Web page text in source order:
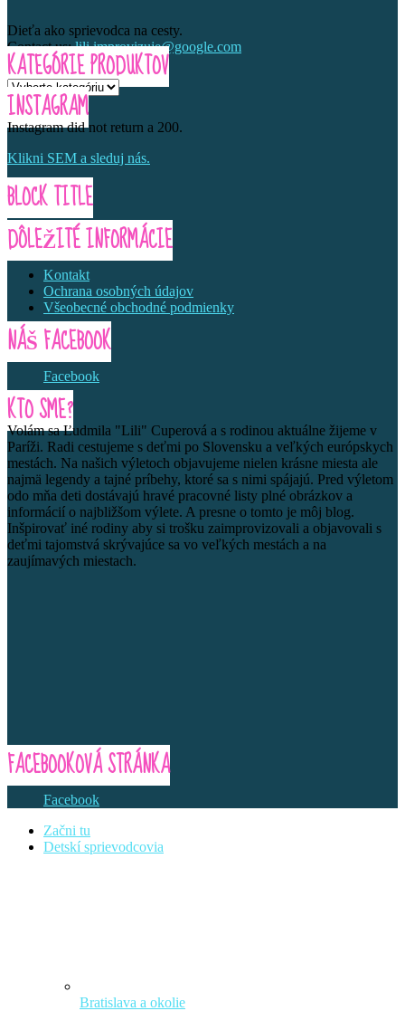
Dieťa ako sprievodca na cesty.
Contact us:lili.improvizuje@google.com
KATEGÓRIE PRODUKTOV
INSTAGRAM
Instagram did not return a 200.
Klikni SEM a sleduj nás.
BLOCK TITLE
DÔLEŽITÉ INFORMÁCIE
Kontakt
Ochrana osobných údajov
Všeobecné obchodné podmienky
NÁŠ FACEBOOK
Facebook
KTO SME?
Volám sa Ľudmila "Lili" Cuperová a s rodinou aktuálne žijeme v
Paríži. Radi cestujeme s deťmi po Slovensku a veľkých európskych
mestách. Na našich výletoch objavujeme nielen krásne miesta ale
najmä legendy a tajné príbehy, ktoré sa s nimi spájajú. Pred výletom
odo mňa deti dostávajú hravé pracovné listy plné obrázkov a
informácií o najbližšom výlete. A presne o tomto je môj blog.
Inšpirovať iné rodiny aby si trošku zaimprovizovali a objavovali s
deťmi tajomstvá skrývajúce sa vo veľkých mestách a na
zaujímavých miestach.
FACEBOOKOVÁ STRÁNKA
Facebook
Začni tu
Detskí sprievodcovia
Bratislava a okolie